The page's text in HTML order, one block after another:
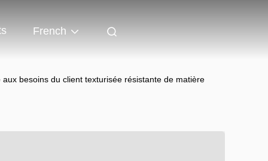
French
besoins du client texturisée résistante de matière